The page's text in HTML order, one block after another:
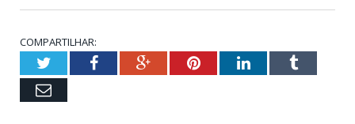
COMPARTILHAR:
TwitterFacebookGoogle+PinterestLinkedInTumblr
Email